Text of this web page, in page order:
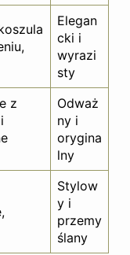
Elegan
cki i
wyrazi
sty
z
Odważ
ny i
orygina
lny
Stylow
y i
przemy
ślany